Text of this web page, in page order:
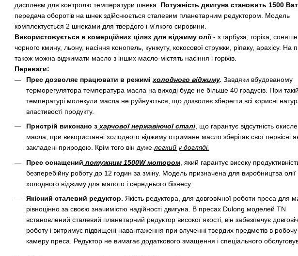
дисплеєм для контролю температури шнека. Потужність двигуна становить 1500 Ват
передача оборотів на шнек здійснюється сталевим планетарним редуктором. Модель
комплектується 2 шнеками для твердого і м'якого сировини.
Використовується в комерційних цілях для віджиму олії - з гарбуза, горіха,
чорного кмину, льону, насіння конопель, кунжуту, кокосової стружки, ріпаку, арахісу. На
також можна віджимати масло з інших масло-містять насіння і горіхів.
Переваги:
Прес дозволяє працювати в режимі холодного віджиму. Завдяки вбудованому
терморегулятора температура масла на виході буде не більше 40 градусів. При такій
температурі молекули масла не руйнуються, що дозволяє зберегти всі корисні
властивості продукту.
Пристрій виконано зхарчової нержавіючої сталі, що гарантує відсутність
масла; при використанні холодного віджиму отримане масло зберігає свої первісні
закладені природою. Крім того він дужелегкий у догляді.
Прес оснащений потужним 1500W мотором , який гарантує високу
безперебійну роботу до 12 годин за зміну. Модель призначена для виробництва олії
холодного віджиму для малого і середнього бізнесу.
Якісний сталевий редуктор. Якість редуктора, для довговічної роботи преса для
рівноцінно за своєю значимістю надійності двигуна. В пресах Dulong моделей TN
встановлений сталевий планетарний редуктор високої якості, він забезпечує
роботу і витримує підвищені навантаження при влученні твердих предметів в робочу
камеру преса. Редуктор не вимагає додаткового змащення і спеціального